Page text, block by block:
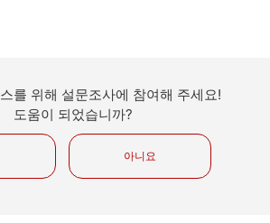
를 위해 설문조사에 참여해 주세요!
도움이 되었습니까?
아니요